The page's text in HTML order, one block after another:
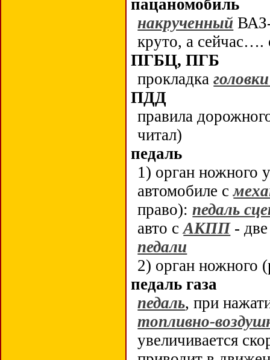
пацаномобиль
накрученный
круто, а
ПГБЦ, ПГБ
прокладка
ПДД
правила
читал)
педаль
1) орган ножного
автомобиле с
право):педаль
авто сАКПП-
педали
2) орган ножного
педаль газа
педаль, при
топливно-
увеличивается